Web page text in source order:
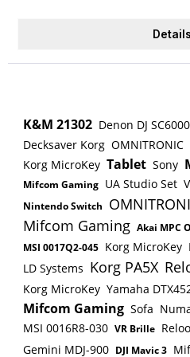
Pedale/Controller Perfekte
wechseln, automatische
Plug-In (VST, VST3,
6500 TAE®-Presetsounds
preisgekrönter V Collection
beliebten DAWs: Pro Tools,
Bitwig, Cubase, Ableton
Studio One* Erhältlich in
Fadern, 9 Drehreglern,
smarten
ein beeindruckendes
virtuelles Piano Piano V2,
Soundbibliothek Analog
für Ableton Live Lite. Produktmerkmale der
Software inklusive
6500 Synthsounds
inklusive Arturia Piano V
der Hardware 61
mit Aftertouch 16
farbiger
Bank mit 9 Fadern und
CV/Gate-Ausgänge (Pitch,
zur Steuerung von
Details
K&M 21302 Denon DJ SC6000
Decksaver Korg OMNITRONIC
Korg MicroKey Tablet Sony
Mifcom Gaming UA Studio Set
Nintendo Switch
Mifcom Gaming Akai MPC
MSI 0017Q2-045 Korg MicroKey
LD Systems Korg PA5X
Korg MicroKey Yamaha
Mifcom Gaming Sofa
MSI 0016R8-030 VR Brille
Gemini MDJ-900 DJI Mavic 3